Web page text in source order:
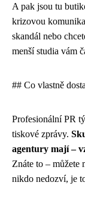
A pak jsou tu
krizovou
skandál nebo
menší studia vám
## Co vlastně
Profesionální PR
tiskové zprávy.
agentury mají –
Znáte to – můžete
nikdo nedozví, je